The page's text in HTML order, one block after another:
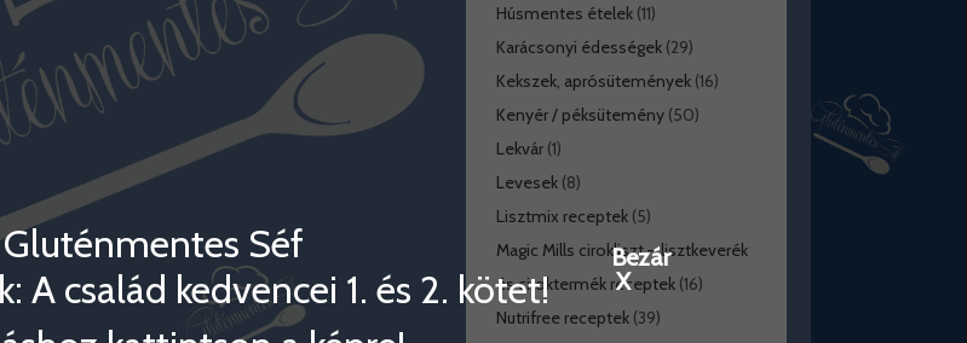
Húsmentes ételek(11)
Karácsonyi édességek(29)
Kekszek, aprósütemények(16)
Kenyér / péksütemény(50)
Lekvár(1)
Levesek(8)
Lisztmix receptek(5)
Magic Mills cirokliszt – lisztkeverék
és ciroktermék receptek(16)
Nutrifree receptek(39)
Gluténmentes Séf
A család kedvencei 1. és 2. kötet!
Bezár
X